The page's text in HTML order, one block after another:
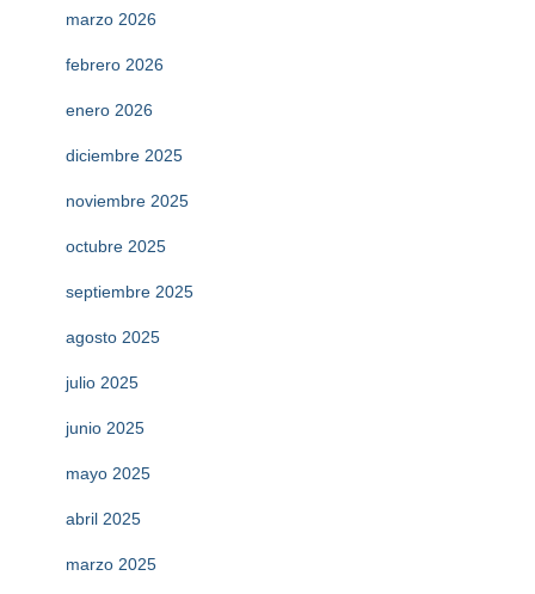
marzo 2026
febrero 2026
enero 2026
diciembre 2025
noviembre 2025
octubre 2025
septiembre 2025
agosto 2025
julio 2025
junio 2025
mayo 2025
abril 2025
marzo 2025